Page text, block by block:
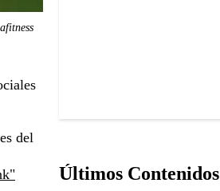
del
Últimos Contenidos